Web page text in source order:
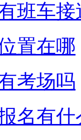
班车接
置在哪
考场吗
名有什